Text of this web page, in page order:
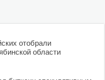
отобрали
области